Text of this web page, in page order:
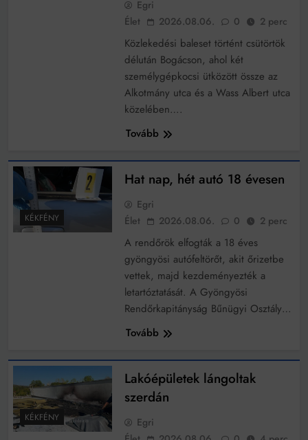
működik, ha jól van felújítva
Ingatlanpiaci szakértők szerint akár 5 százalékkal is
Munkácsy nem Krisztust szépítette meg: minket
Ahol köszönnek, ott még van város
Amikor a Tetris boldogabbá tesz, mint a szerelem
Létezik tökéletes élet: Truman is elhitte
Karinthy Frigyes: a zseni, aki belenézett a saját
koponyájába
Ki akarsz törni. De miből?
Az öregség nem csak ránc?
Az ördög még mindig Pradát visel. De te miért öltözöl
Móricz Zsigmond: falusi író vagy boncmester?
Mindenki a világot akarja uralni – de nem csak a 80-
Bitumenes lapostetők: a bevált technológia akkor
Egri
Élet
2026.08.06. 0 2 perc
Közlekedési baleset történt csütörtök
délután Bogácson, ahol két
személygépkocsi ütközött össze az
Alkotmány utca és a Wass Albert utca
közelében….
Tovább
KÉKFÉNY
Hat nap, hét autó 18 évesen
Egri
Élet
2026.08.06. 0 2 perc
A rendőrök elfogták a 18 éves
gyöngyösi autófeltörőt, akit őrizetbe
vettek, majd kezdeményezték a
letartóztatását. A Gyöngyösi
Rendőrkapitányság Bűnügyi Osztály…
Tovább
KÉKFÉNY
Lakóépületek lángoltak
szerdán
Egri